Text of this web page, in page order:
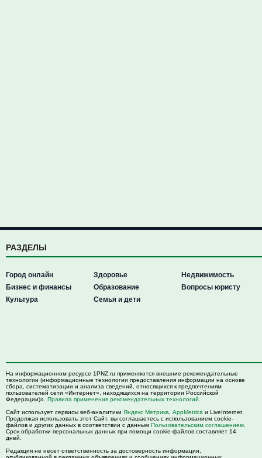
РАЗДЕЛЫ
Город онлайн
Бизнес и финансы
Культура
Здоровье
Образование
Семья и дети
Недвижимость
Вопросы юристу
На информационном ресурсе 1PNZ.ru применяются внешние рекомендательные
технологии (информационные технологии предоставления информации на основе
сбора, систематизации и анализа сведений, относящихся к предпочтениям
пользователей сети «Интернет», находящихся на территории Российской
Федерации)». Правила применения рекомендательных технологий
Сайт использует сервисы веб-аналитики Яндекс Метрика AppMetrica и LiveInternet.
Продолжая использовать этот Сайт, вы соглашаетесь с использованием cookie-
файлов и других данных в соответствии с данным Пользовательским соглашением
Срок обработки персональных данных при помощи cookie-файлов составляет 14
дней.
Редакция не несет ответственность за достоверность информации,